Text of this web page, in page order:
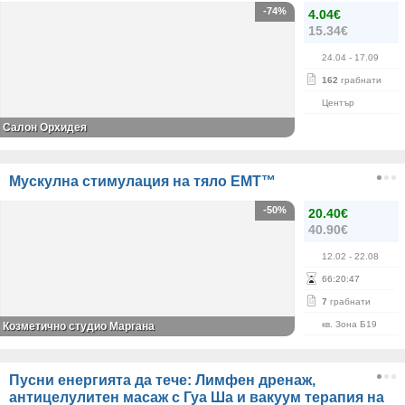
4.04€
15.34€
24.04 - 17.09
162 грабнати
Център
-74%
Салон Орхидея
Mускулна стимулация на тяло EMT™
20.40€
40.90€
12.02 - 22.08
66:20:46
7 грабнати
кв. Зона Б19
-50%
Козметично студио Маргана
Пусни енергията да тече: Лимфен дренаж,
антицелулитен масаж с Гуа Ша и вакуум терапия на